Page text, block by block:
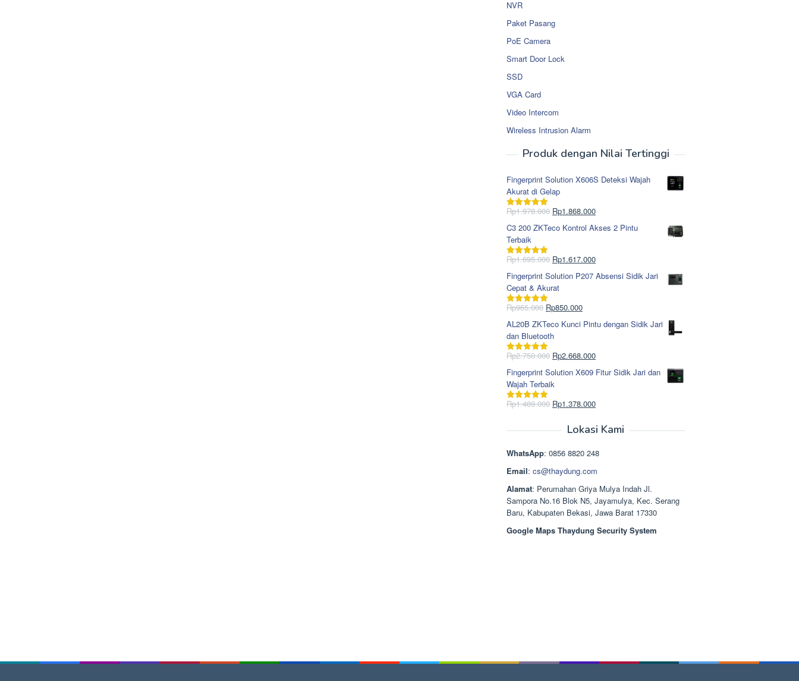
NVR
Paket Pasang
PoE Camera
Smart Door Lock
SSD
VGA Card
Video Intercom
Wireless Intrusion Alarm
Produk dengan Nilai Tertinggi
Fingerprint Solution X606S Deteksi Wajah
Akurat di Gelap
Dinilai5.00
Rp1.978.000 Harga
aslinya
adalah:
Rp1.868.000Harga
saat
ini
Rp1.868.000.
C3 200 ZKTeco Kontrol Akses 2 Pintu
Terbaik
Dinilai5.00
Rp1.695.000 Harga
aslinya
adalah:
Rp1.695.000.
Rp1.617.000Harga
saat
ini
Fingerprint Solution P207 Absensi Sidik Jari
Cepat & Akurat
Dinilai5.00
Rp965.000 Harga
aslinya
adalah:
Rp965.000.
Rp850.000Harga
saat
ini
Rp850.000.
AL20B ZKTeco Kunci Pintu dengan Sidik Jari
dan Bluetooth
Dinilai5.00
Rp2.750.000 Harga
aslinya
adalah:
Rp2.750.000.
Rp2.668.000Harga
saat
ini
Rp2.668.000.
Fingerprint Solution X609 Fitur Sidik Jari dan
Wajah Terbaik
Dinilai5.00
Rp1.489.000 Harga
adalah:
Rp1.378.000Harga
ini
Rp1.378.000.
Lokasi Kami
WhatsApp: 0856 8820 248
Email: cs@thaydung.com
Alamat: Perumahan Griya Mulya Indah Jl.
Sampora No.16 Blok N5, Jayamulya, Kec. Serang
Baru, Kabupaten Bekasi, Jawa Barat 17330
Google Maps Thaydung Security System